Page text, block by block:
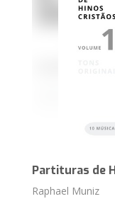
Partituras de
Raphael Muniz